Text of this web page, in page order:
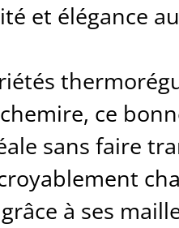
et élégance
ce
sans faire
à ses